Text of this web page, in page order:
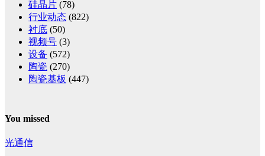
硅晶片 (78)
行业动态 (822)
衬底 (50)
视频号 (3)
设备 (572)
陶瓷 (270)
陶瓷基板 (447)
You missed
光通信